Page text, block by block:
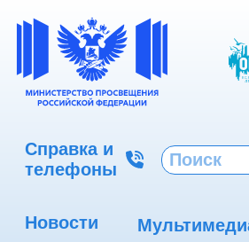
Справка и
телефоны
Новости